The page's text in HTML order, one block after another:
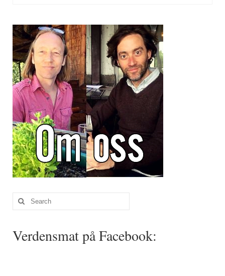
Cajunkrydder, mildt
Cajunkrydder, sterkt
Estragon
Guindillas
Herbes de Provence
Kjørvel
Krøderens husmannsmiks
Løpstikke
Merian
Search
for:
Verdensmat på Facebook: